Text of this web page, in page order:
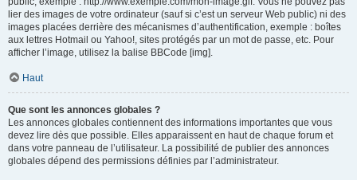
lier des images de votre ordinateur (sauf si c’est un serveur Web public) ni des
images placées derrière des mécanismes d’authentification, exemple : boîtes
aux lettres Hotmail ou Yahoo!, sites protégés par un mot de passe, etc. Pour
afficher l’image, utilisez la balise BBCode [img].
Haut
Que sont les annonces globales ?
Les annonces globales contiennent des informations importantes que vous
devez lire dès que possible. Elles apparaissent en haut de chaque forum et
dans votre panneau de l’utilisateur. La possibilité de publier des annonces
globales dépend des permissions définies par l’administrateur.